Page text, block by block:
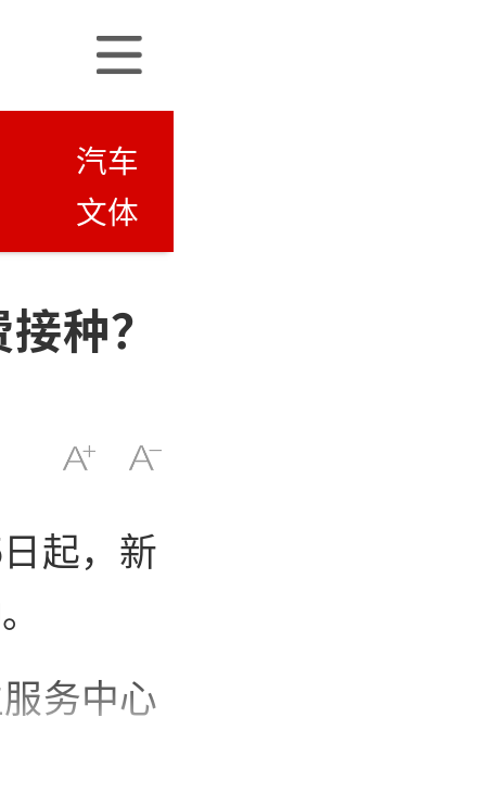
汽车
文体
种？
起，新
务中心